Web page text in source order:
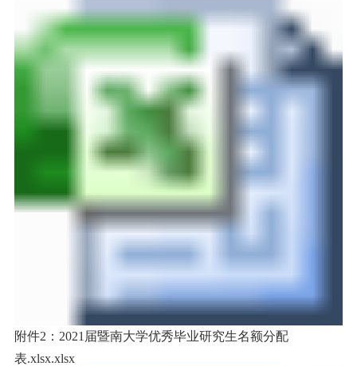
附件2：2021届暨南大学优秀毕业研究生名额分配
表.xlsx.xlsx